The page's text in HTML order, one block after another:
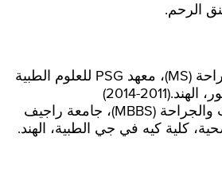
الرحم.
ماجستير في الجراحة (MS)، معهد PSG للعلوم الطبية
الهند.(
2011-2014
)
بكالوريوس الطب والجراحة (MBBS)، جامعة راجيف
كلية كيه في جي الطبية، الهند.